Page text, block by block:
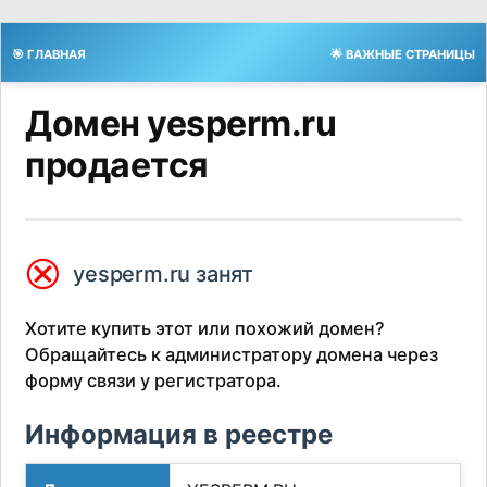
🎯 ГЛАВНАЯ 🌟 ВАЖНЫЕ СТРАНИЦЫ
Домен yesperm.ru
продается
⮿ yesperm.ru занят
Хотите купить этот или похожий домен?
Обращайтесь к администратору домена через
форму связи у регистратора.
Информация в реестре